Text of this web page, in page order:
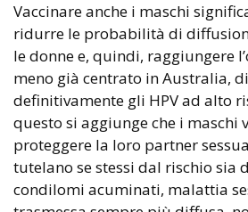
Vaccinare anche i maschi
ridurre le probabilità di
le donne e, quindi, raggiungere
meno già centrato in Australia,
definitivamente gli HPV ad alto
questo si aggiunge che i maschi
proteggere la loro partner
tutelano se stessi dal rischio sia
condilomi acuminati, malattia